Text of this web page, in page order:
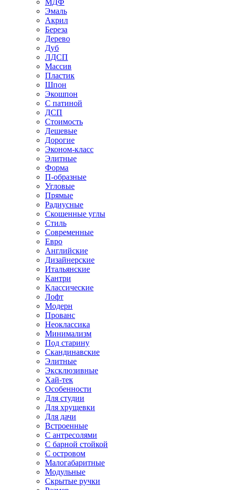
МДФ
Эмаль
Акрил
Береза
Дерево
Дуб
ЛДСП
Массив
Пластик
Шпон
Экошпон
С патиной
ДСП
Стоимость
Дешевые
Дорогие
Эконом-класс
Элитные
Форма
П-образные
Угловые
Прямые
Радиусные
Скошенные углы
Стиль
Современные
Евро
Английские
Дизайнерские
Итальянские
Кантри
Классические
Лофт
Модерн
Прованс
Неоклассика
Минимализм
Под старину
Скандинавские
Элитные
Эксклюзивные
Хай-тек
Особенности
Для студии
Для хрущевки
Для дачи
Встроенные
С антресолями
С барной стойкой
С островом
Малогабаритные
Модульные
Скрытые ручки